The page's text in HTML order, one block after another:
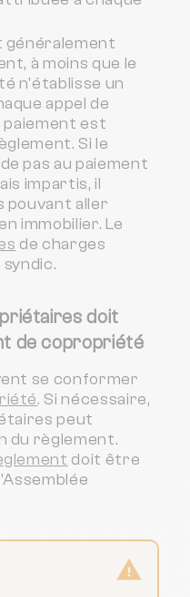
généralement
à moins que le
n'établisse un
appel de
paiement est
Si le
pas au paiement
impartis, il
pouvant aller
immobilier. Le
de charges
doit
de copropriété
se conformer
. Si nécessaire,
peut
du règlement.
doit être